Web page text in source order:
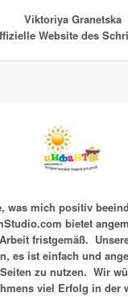
Vіktorіya Granetska
Website des
was mich positiv
bietet
fristgemäß.
es ist einfach und
zu nutzen. Wir
viel Erfolg in der